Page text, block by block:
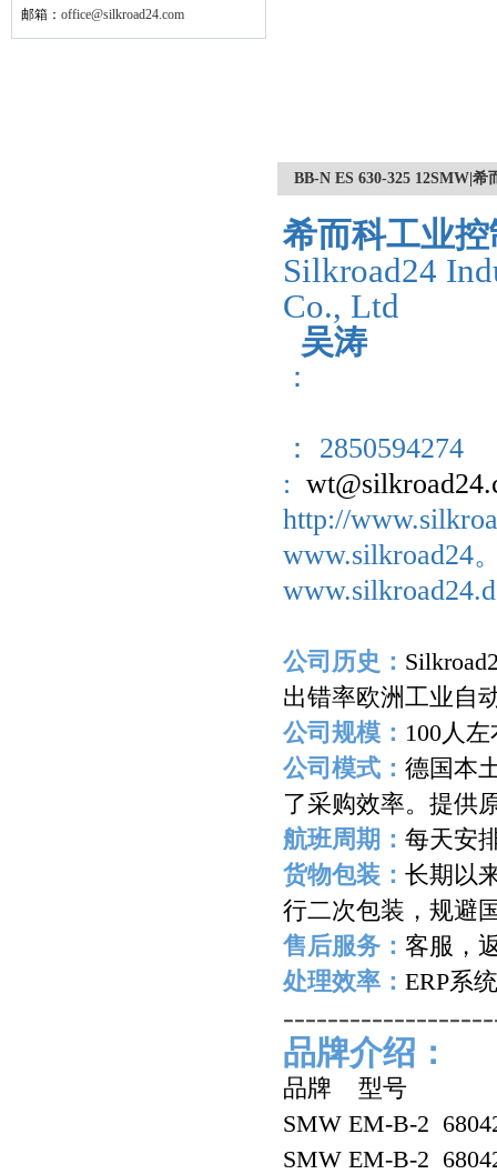
邮箱： office@silkroad24.com
BB-N ES 630-325 12SMW|
希而科工业
Silkroad24
Co., Ltd
吴涛
：
： 2850594274
:
http://
www.silkroad24
公司历史：
出错率欧洲工业自
公司规模： 100人左
公司模式： 德国本
了采购效率。提供
航班周期： 每天安
货物包装： 长期以
行二次包装，规避
售后服务： 客服，
处理效率： ERP系
品牌介绍：
品牌 型号
SMW EM-B-2
SMW EM-B-2